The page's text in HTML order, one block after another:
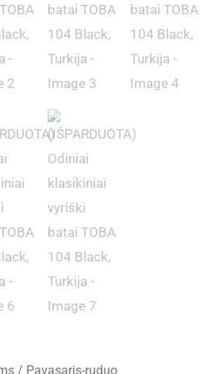
/ Pavasaris-ruduo